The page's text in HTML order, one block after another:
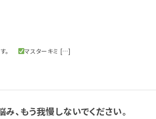
す。
マスターキミ […]
、もう我慢しないでください。